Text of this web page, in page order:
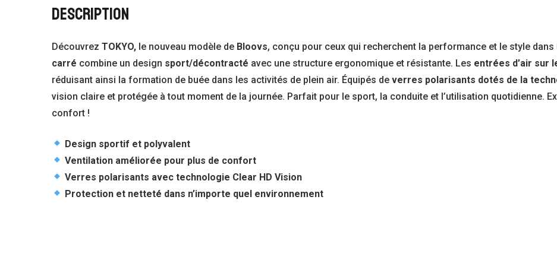
DESCRIPTION
Découvrez TOKYO, le nouveau modèle de Bloovs, conçu pour ceux qui recherchent la performance et le style dans
carré combine un design sport/décontracté avec une structure ergonomique et résistante. Les entrées d’air sur
réduisant ainsi la formation de buée dans les activités de plein air. Équipés de verres polarisants dotés de la
vision claire et protégée à tout moment de la journée. Parfait pour le sport, la conduite et l’utilisation quotidienne.
confort !
Design sportif et polyvalent
Ventilation améliorée pour plus de confort
Verres polarisants avec technologie Clear HD Vision
Protection et netteté dans n’importe quel environnement